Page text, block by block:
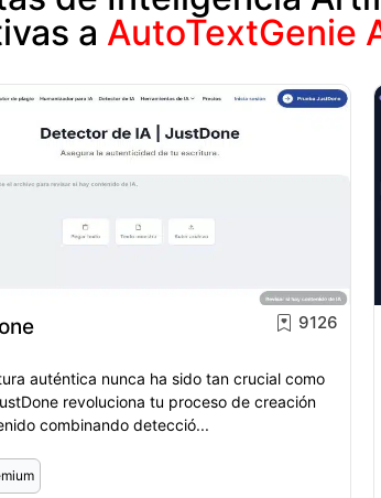
a AutoTextGenie
9126
auténtica nunca ha sido tan crucial como
revoluciona tu proceso de creación
combinando detecció...